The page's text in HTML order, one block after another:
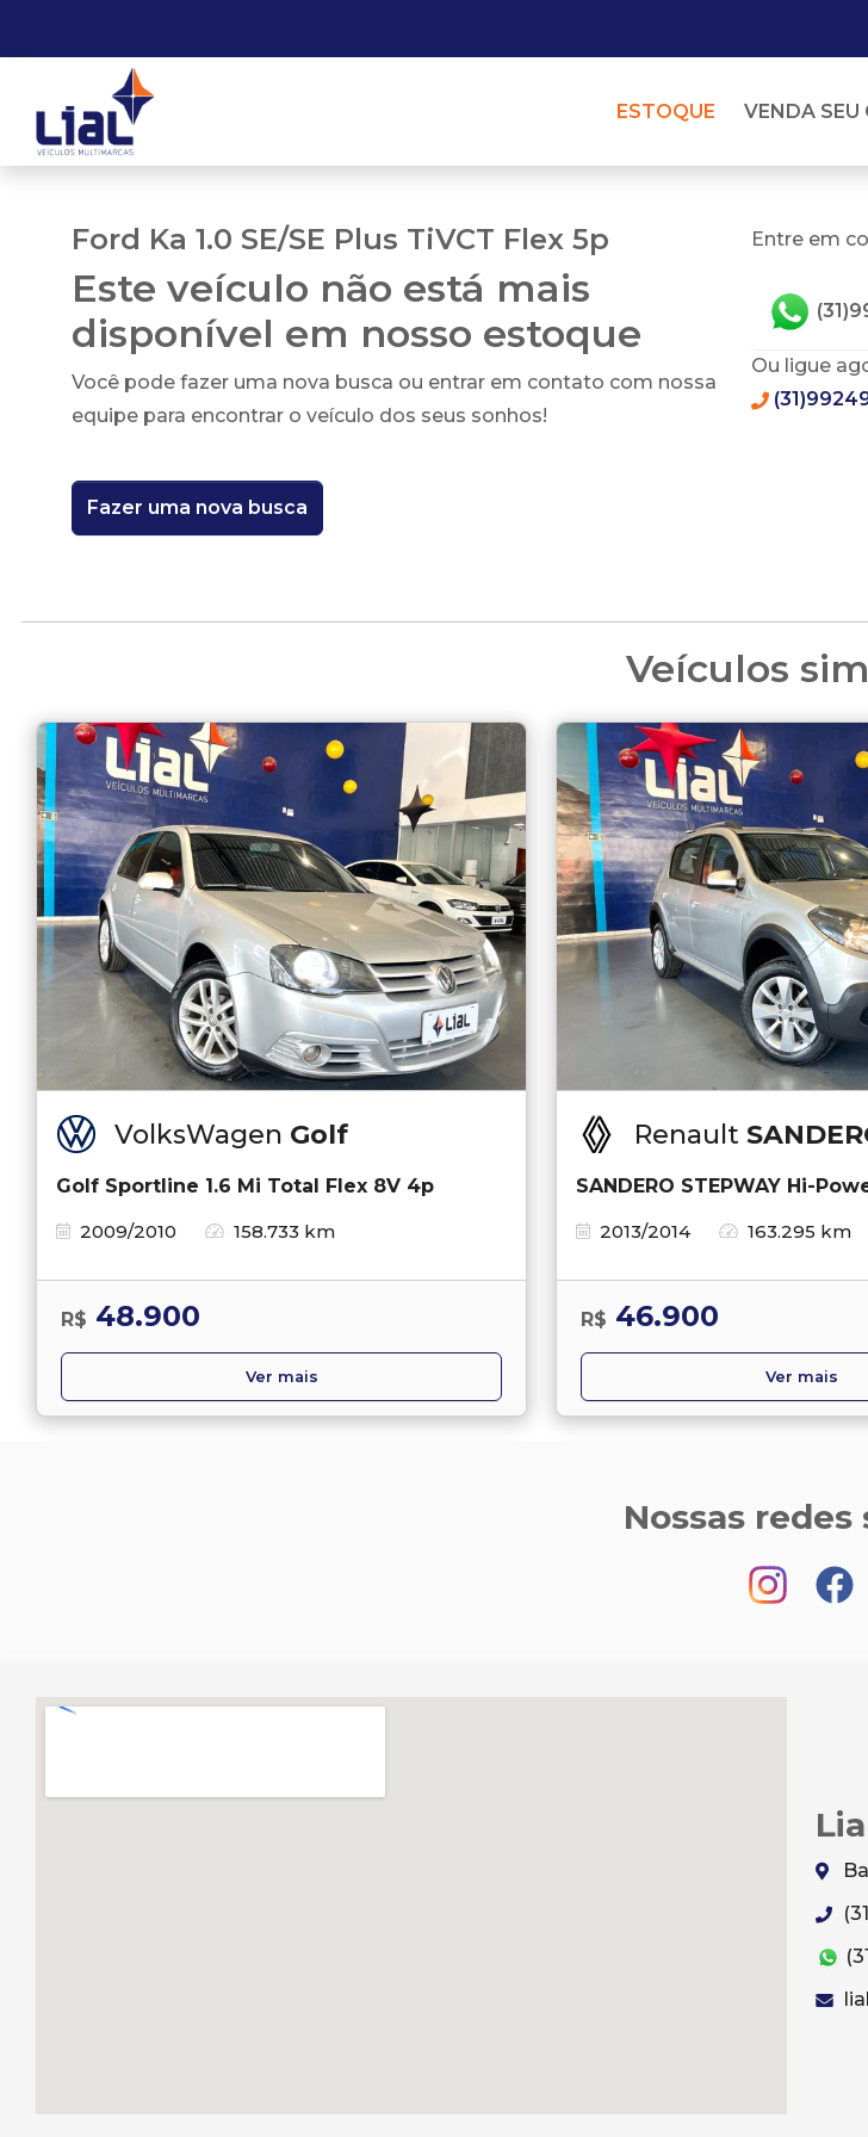
ESTOQUE VENDA SEU
Ford Ka 1.0 SE/SE Plus TiVCT Flex 5p
Este veículo não está mais
disponível em nosso estoque
Você pode fazer uma nova busca ou entrar em contato com nossa
equipe para encontrar o veículo dos seus sonhos!
Fazer uma nova busca
Entre em
Ou ligue
Veículos
VolksWagen Golf
Golf Sportline 1.6 Mi Total Flex 8V 4p
2009/2010
158.733 km
R$ 48.900
Ver mais
Renault
SANDERO STEPWAY Hi-
2013/2014
163.295 km
R$ 46.900
Ver mais
Nossas redes